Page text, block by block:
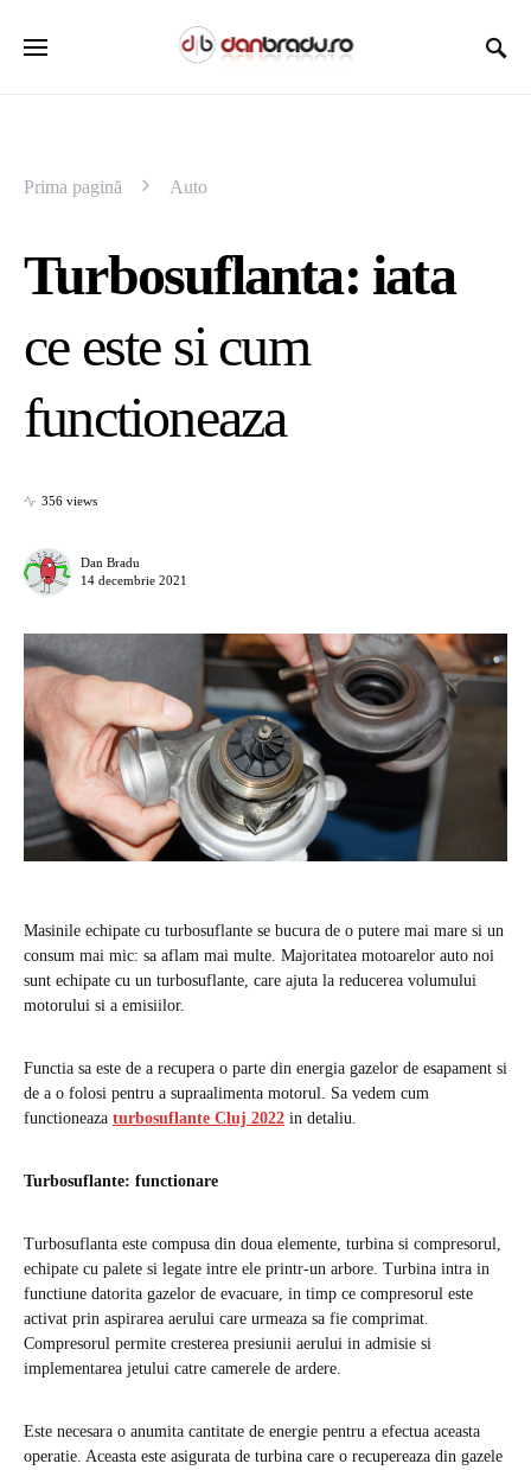
Prima pagină Auto
Turbosuflanta: iata
ce este si cum
functioneaza
356 views
Dan Bradu
14 decembrie 2021
Masinile echipate cu turbosuflante se bucura de o putere mai mare si un
consum mai mic: sa aflam mai multe. Majoritatea motoarelor auto noi
sunt echipate cu un turbosuflante, care ajuta la reducerea volumului
motorului si a emisiilor.
Functia sa este de a recupera o parte din energia gazelor de esapament si
de a o folosi pentru a supraalimenta motorul. Sa vedem cum
functioneaza turbosuflante Cluj 2022 in detaliu.
Turbosuflante: functionare
Turbosuflanta este compusa din doua elemente, turbina si compresorul,
echipate cu palete si legate intre ele printr-un arbore. Turbina intra in
functiune datorita gazelor de evacuare, in timp ce compresorul este
activat prin aspirarea aerului care urmeaza sa fie comprimat.
Compresorul permite cresterea presiunii aerului in admisie si
implementarea jetului catre camerele de ardere.
Este necesara o anumita cantitate de energie pentru a efectua aceasta
operatie. Aceasta este asigurata de turbina care o recupereaza din gazele